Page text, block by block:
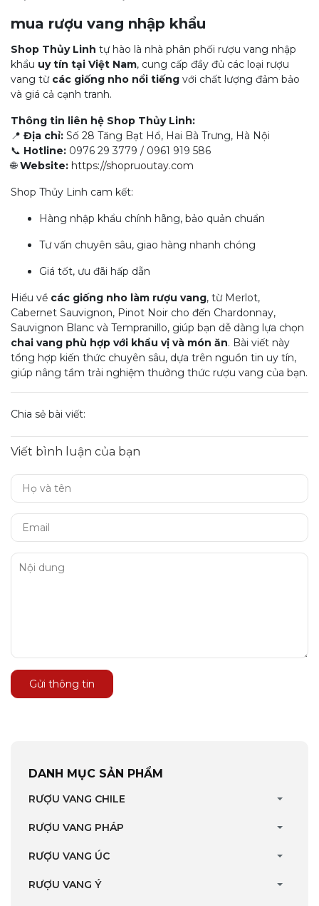
mua rượu vang nhập khẩu
Shop Thủy Linh tự hào là nhà phân phối rượu vang nhập
khẩu uy tín tại Việt Nam, cung cấp đầy đủ các loại rượu
vang từ các giống nho nổi tiếng với chất lượng đảm bảo
và giá cả cạnh tranh.
Thông tin liên hệ Shop Thủy Linh:
📍 Địa chỉ: Số 28 Tăng Bạt Hổ, Hai Bà Trưng, Hà Nội
📞 Hotline: 0976 29 3779 / 0961 919 586
🌐Website: https://shopruoutay.com
Shop Thủy Linh cam kết:
Hàng nhập khẩu chính hãng, bảo quản chuẩn
Tư vấn chuyên sâu, giao hàng nhanh chóng
Giá tốt, ưu đãi hấp dẫn
Hiểu về các giống nho làm rượu vang, từ Merlot,
Cabernet Sauvignon, Pinot Noir cho đến Chardonnay,
Sauvignon Blanc và Tempranillo, giúp bạn dễ dàng lựa chọn
chai vang phù hợp với khẩu vị và món ăn. Bài viết này
tổng hợp kiến thức chuyên sâu, dựa trên nguồn tin uy tín,
giúp nâng tầm trải nghiệm thưởng thức rượu vang của bạn.
Chia sẻ bài viết:
Viết bình luận của bạn
Gửi thông tin
DANH MỤC SẢN PHẨM
RƯỢU VANG CHILE
RƯỢU VANG PHÁP
RƯỢU VANG ÚC
RƯỢU VANG Ý